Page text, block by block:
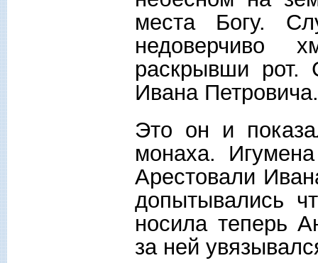
места Богу.
недоверчиво
раскрывши
Ивана Петровича.
Это он и
монаха.
Арестовали
допытывались
носила теперь
за ней